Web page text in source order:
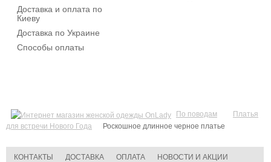
Доставка и оплата по
Киеву
Доставка по Украине
Способы оплаты
По поводам
Платья
для встречи Нового Года
Роскошное длинное черное платье
КОНТАКТЫ ДОСТАВКА ОПЛАТА НОВОСТИ И АКЦИИ